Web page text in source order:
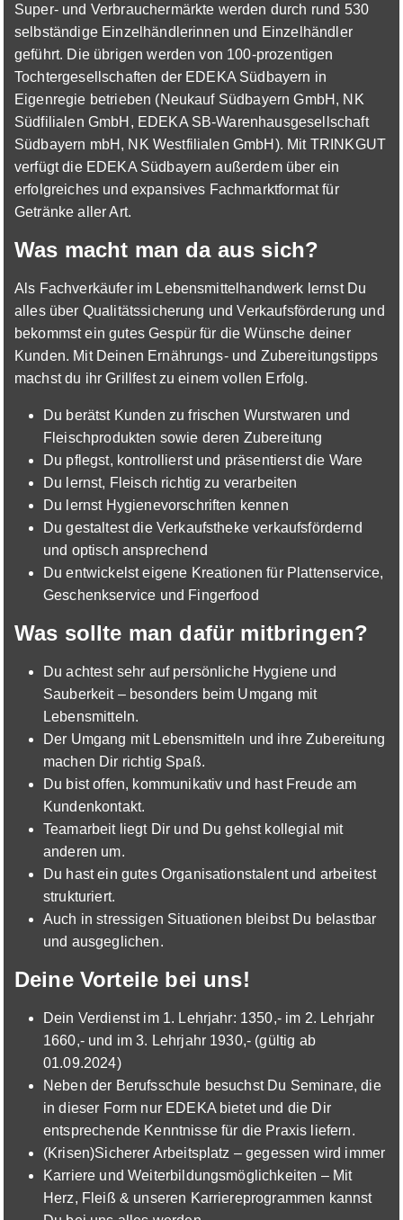
Ausbildung zum Verkäufer (m/w/d) E center
01.09.2026
86830 Schwabmünchen
Ausbildung zum Fachverkäufer im
Lebensmittelhandwerk - Fachrichtung
Fleischerei
EDEKA
86836 Untermeitingen
Ausbildung zum Fachverkäufer im
Lebensmittelhandwerk - Fachrichtung
Fleischerei EDEKA
Ausbildung zum Verkäufer (m/w/d)
01.09.2026
86836 Untermeitingen
Ausbildung zum Verkäufer (m/w/d)
01.09.2026
86836 Graben
Super- und Verbrauchermärkte werden durch rund 530
selbständige Einzelhändlerinnen und Einzelhändler
geführt. Die übrigen werden von 100-prozentigen
Tochtergesellschaften der EDEKA Südbayern in
Eigenregie betrieben (Neukauf Südbayern GmbH, NK
Südfilialen GmbH, EDEKA SB-Warenhausgesellschaft
Südbayern mbH, NK Westfilialen GmbH). Mit TRINKGUT
verfügt die EDEKA Südbayern außerdem über ein
erfolgreiches und expansives Fachmarktformat für
Getränke aller Art.
Was macht man da aus sich?
Als Fachverkäufer im Lebensmittelhandwerk lernst Du
alles über Qualitätssicherung und Verkaufsförderung und
bekommst ein gutes Gespür für die Wünsche deiner
Kunden. Mit Deinen Ernährungs- und Zubereitungstipps
machst du ihr Grillfest zu einem vollen Erfolg.
Du berätst Kunden zu frischen Wurstwaren und
Fleischprodukten sowie deren Zubereitung
Du pflegst, kontrollierst und präsentierst die Ware
Du lernst, Fleisch richtig zu verarbeiten
Du lernst Hygienevorschriften kennen
Du gestaltest die Verkaufstheke verkaufsfördernd
und optisch ansprechend
Du entwickelst eigene Kreationen für Plattenservice,
Geschenkservice und Fingerfood
Was sollte man dafür mitbringen?
Du achtest sehr auf persönliche Hygiene und
Sauberkeit – besonders beim Umgang mit
Lebensmitteln.
Der Umgang mit Lebensmitteln und ihre Zubereitung
machen Dir richtig Spaß.
Du bist offen, kommunikativ und hast Freude am
Kundenkontakt.
Teamarbeit liegt Dir und Du gehst kollegial mit
anderen um.
Du hast ein gutes Organisationstalent und arbeitest
strukturiert.
Auch in stressigen Situationen bleibst Du belastbar
und ausgeglichen.
Deine Vorteile bei uns!
Dein Verdienst im 1. Lehrjahr: 1350,- im 2. Lehrjahr
1660,- und im 3. Lehrjahr 1930,- (gültig ab
01.09.2024)
Neben der Berufsschule besuchst Du Seminare, die
in dieser Form nur EDEKA bietet und die Dir
entsprechende Kenntnisse für die Praxis liefern.
(Krisen)Sicherer Arbeitsplatz – gegessen wird immer
Karriere und Weiterbildungsmöglichkeiten – Mit
Herz, Fleiß & unseren Karriereprogrammen kannst